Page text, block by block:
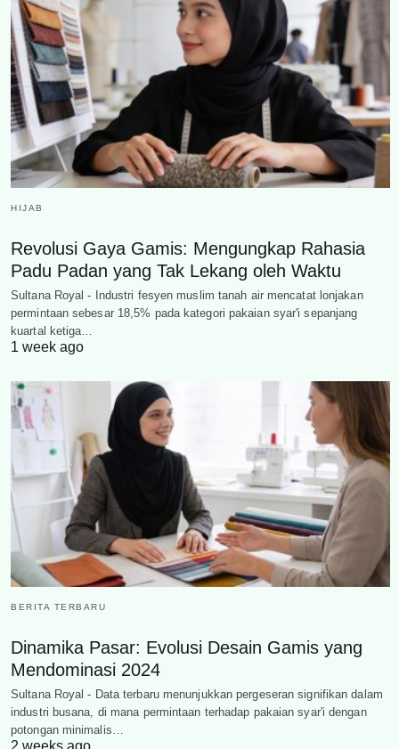
HIJAB
Revolusi Gaya Gamis: Mengungkap Rahasia
Padu Padan yang Tak Lekang oleh Waktu
Sultana Royal - Industri fesyen muslim tanah air mencatat lonjakan
permintaan sebesar 18,5% pada kategori pakaian syar'i sepanjang
kuartal ketiga…
1 week ago
BERITA TERBARU
Dinamika Pasar: Evolusi Desain Gamis yang
Mendominasi 2024
Sultana Royal - Data terbaru menunjukkan pergeseran signifikan dalam
industri busana, di mana permintaan terhadap pakaian syar'i dengan
potongan minimalis…
2 weeks ago